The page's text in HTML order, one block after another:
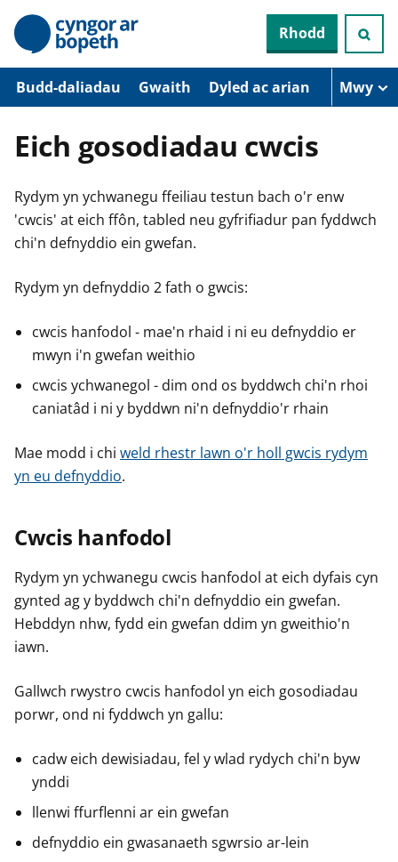
N
d
w
Rhodd
Budd-daliadau Gwaith Dyled ac arian Mwy
Eich gosodiadau cwcis
Rydym yn ychwanegu ffeiliau testun bach o'r enw
'cwcis' at eich ffôn, tabled neu gyfrifiadur pan fyddwch
chi'n defnyddio ein gwefan.
Rydym yn defnyddio 2 fath o gwcis:
cwcis hanfodol - mae'n rhaid i ni eu defnyddio er
mwyn i'n gwefan weithio
cwcis ychwanegol - dim ond os byddwch chi'n rhoi
caniatâd i ni y byddwn ni'n defnyddio'r rhain
Mae modd i chi weld rhestr lawn o'r holl gwcis rydym
yn eu defnyddio.
Cwcis hanfodol
Rydym yn ychwanegu cwcis hanfodol at eich dyfais cyn
gynted ag y byddwch chi'n defnyddio ein gwefan.
Hebddyn nhw, fydd ein gwefan ddim yn gweithio'n
iawn.
Gallwch rwystro cwcis hanfodol yn eich gosodiadau
porwr, ond ni fyddwch yn gallu:
cadw eich dewisiadau, fel y wlad rydych chi'n byw
ynddi
llenwi ffurflenni ar ein gwefan
defnyddio ein gwasanaeth sgwrsio ar-lein